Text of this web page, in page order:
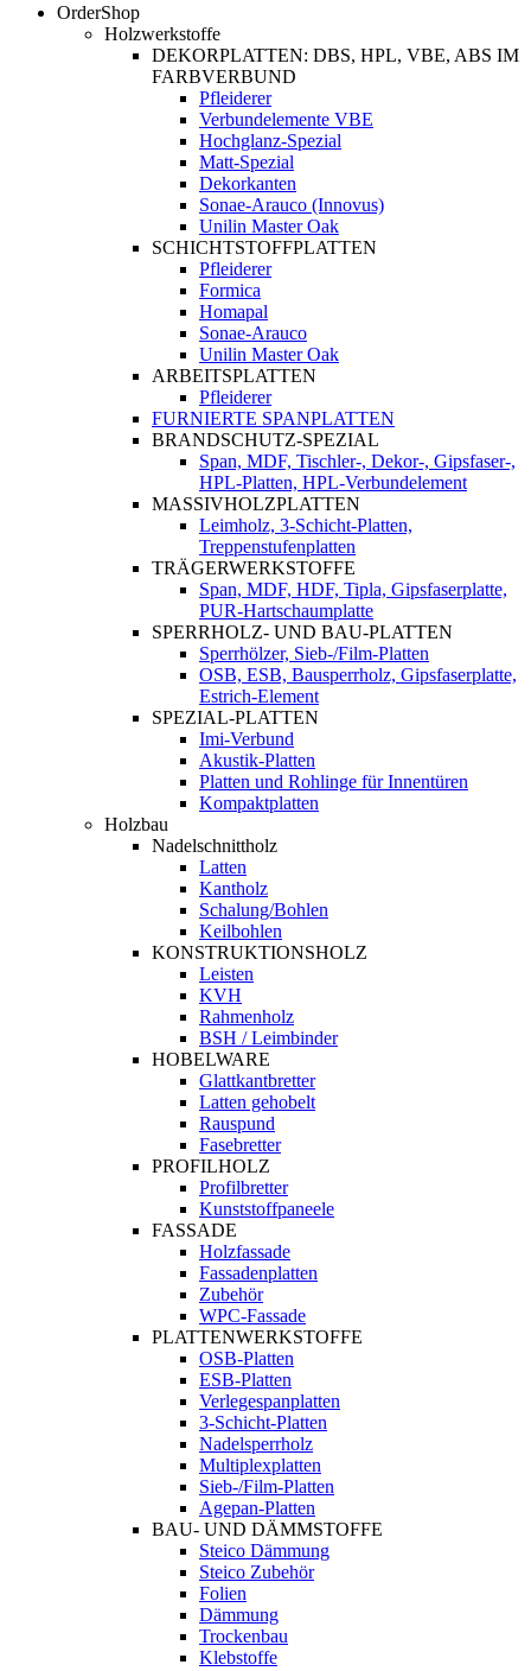
OrderShop
Holzwerkstoffe
DEKORPLATTEN: DBS, HPL, VBE, ABS IM
FARBVERBUND
Pfleiderer
Verbundelemente VBE
Hochglanz-Spezial
Matt-Spezial
Dekorkanten
Sonae-Arauco (Innovus)
Unilin Master Oak
SCHICHTSTOFFPLATTEN
Pfleiderer
Formica
Homapal
Sonae-Arauco
Unilin Master Oak
ARBEITSPLATTEN
Pfleiderer
FURNIERTE SPANPLATTEN
BRANDSCHUTZ-SPEZIAL
Span, MDF, Tischler-, Dekor-, Gipsfaser-,
HPL-Platten, HPL-Verbundelement
MASSIVHOLZPLATTEN
Leimholz, 3-Schicht-Platten,
Treppenstufenplatten
TRÄGERWERKSTOFFE
Span, MDF, HDF, Tipla, Gipsfaserplatte,
PUR-Hartschaumplatte
SPERRHOLZ- UND BAU-PLATTEN
Sperrhölzer, Sieb-/Film-Platten
OSB, ESB, Bausperrholz, Gipsfaserplatte,
Estrich-Element
SPEZIAL-PLATTEN
Imi-Verbund
Akustik-Platten
Platten und Rohlinge für Innentüren
Kompaktplatten
Holzbau
Nadelschnittholz
Latten
Kantholz
Schalung/Bohlen
Keilbohlen
KONSTRUKTIONSHOLZ
Leisten
KVH
Rahmenholz
BSH / Leimbinder
HOBELWARE
Glattkantbretter
Latten gehobelt
Rauspund
Fasebretter
PROFILHOLZ
Profilbretter
Kunststoffpaneele
FASSADE
Holzfassade
Fassadenplatten
Zubehör
WPC-Fassade
PLATTENWERKSTOFFE
OSB-Platten
ESB-Platten
Verlegespanplatten
3-Schicht-Platten
Nadelsperrholz
Multiplexplatten
Sieb-/Film-Platten
Agepan-Platten
BAU- UND DÄMMSTOFFE
Steico Dämmung
Steico Zubehör
Folien
Dämmung
Trockenbau
Klebstoffe